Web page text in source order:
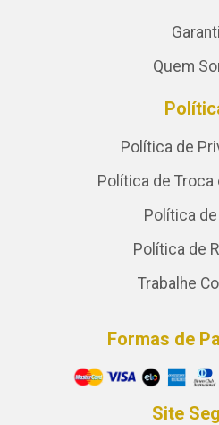
Quem
Política de
Política de Troca
Política
Política de
Trabalhe
Formas de
Site